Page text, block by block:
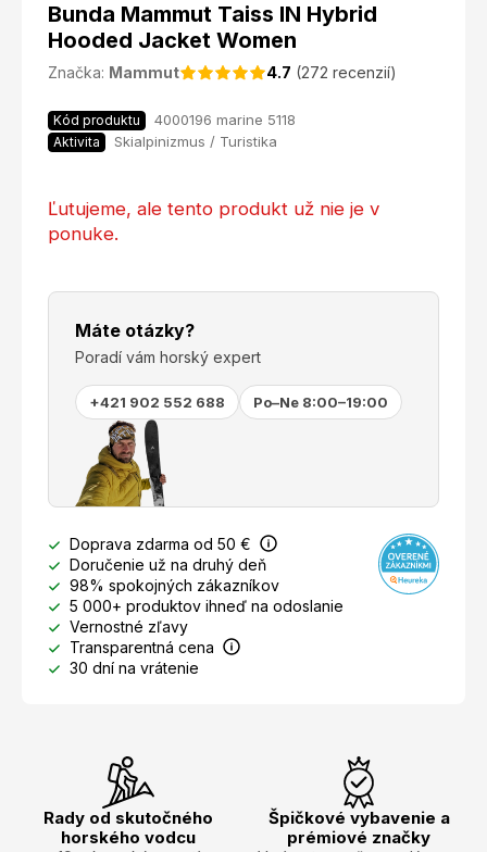
Bunda Mammut Taiss IN Hybrid
Hooded Jacket Women
Značka: Mammut 4.7 (272 recenzií)
Kód produktu 4000196 marine 5118
Aktivita Skialpinizmus / Turistika
Ľutujeme, ale tento produkt už nie je v
ponuke.
Máte otázky?
Poradí vám horský expert
+421 902 552 688 Po–Ne 8:00–19:00
Doprava zdarma od 50 €
Doručenie už na druhý deň
98% spokojných zákazníkov
5 000+ produktov ihneď na odoslanie
Vernostné zľavy
Transparentná cena
30 dní na vrátenie
Rady od skutočného
horského vodcu
Špičkové vybavenie a
prémiové značky